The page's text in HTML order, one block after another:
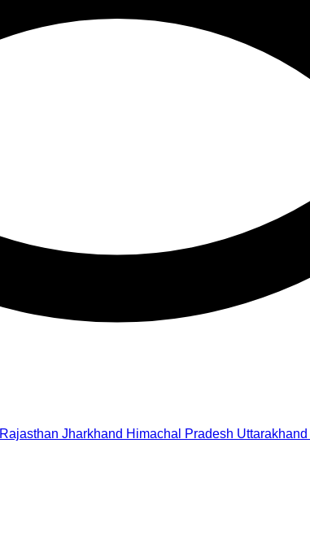
Rajasthan Jharkhand Himachal Pradesh Uttarakhand